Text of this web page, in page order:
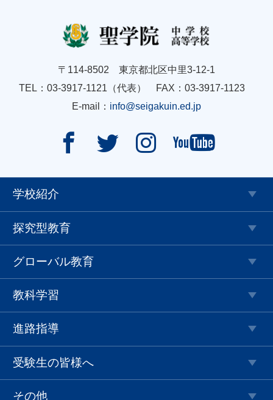
〒114-8502 東京都北区中里3-12-1
TEL：03-3917-1121（代表） FAX：03-3917-1123
E-mail： info@seigakuin.ed.jp
   
学校紹介
探究型教育
グローバル教育
教科学習
進路指導
受験生の皆様へ
その他